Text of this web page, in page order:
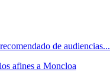
de audiencias...
afines a Moncloa